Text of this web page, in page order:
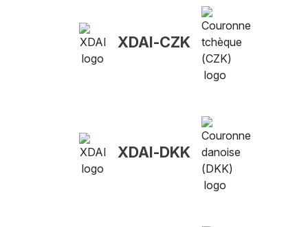
XDAI-CZK
XDAI-DKK